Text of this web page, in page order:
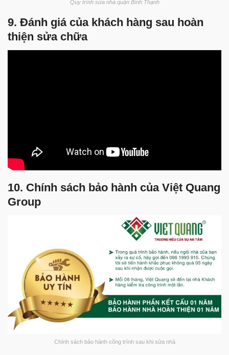
Quy trình sửa nhà quận Bình Thạnh
9. Đánh giá của khách hàng sau hoàn
thiện sửa chữa
10. Chính sách bảo hành của Việt Quang
Group
Chính sách bảo hành công trình sau khi sửa nhà